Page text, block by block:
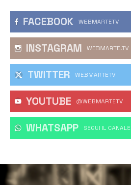
FACEBOOK WEBMARTETV
INSTAGRAM WEBMARTE.TV
TWITTER WEBMARTETV
YOUTUBE @WEBMARTETV
WHATSAPP ‎SEGUI IL CANALE